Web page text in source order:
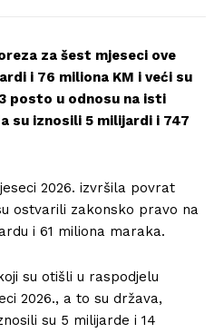
za šest mjeseci ove
i 76 miliona KM i veći su
posto u odnosu na isti
su iznosili 5 milijardi i 747
2026. izvršila povrat
ostvarili zakonsko pravo na
i 61 miliona maraka.
su otišli u raspodjelu
2026., a to su država,
su 5 milijarde i 14